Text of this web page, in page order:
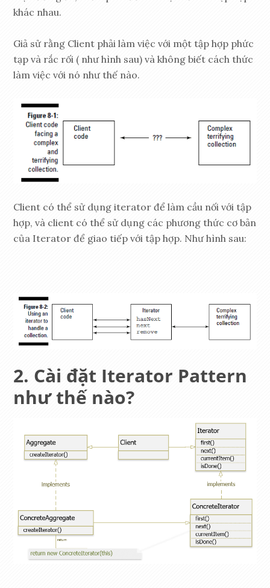
khác nhau.
Giả sử rằng Client phải làm việc với một tập hợp phức
tạp và rắc rối ( như hình sau) và không biết cách thức
làm việc với nó như thế nào.
Client có thể sử dụng iterator để làm cầu nối với tập
hợp, và client có thể sử dụng các phương thức cơ bản
của Iterator để giao tiếp với tập hợp. Như hình sau:
Cài đặt Iterator Pattern
như thế nào?